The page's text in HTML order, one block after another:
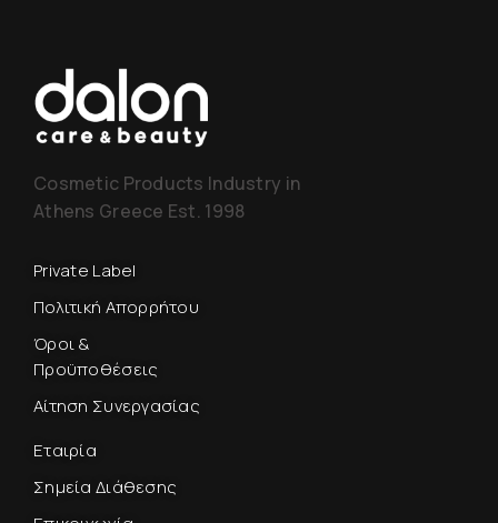
Cosmetic Products Industry in
Athens Greece Est. 1998
Private Label
Πολιτική Απορρήτου
Όροι &
Προϋποθέσεις
Αίτηση Συνεργασίας
Εταιρία
Σημεία Διάθεσης